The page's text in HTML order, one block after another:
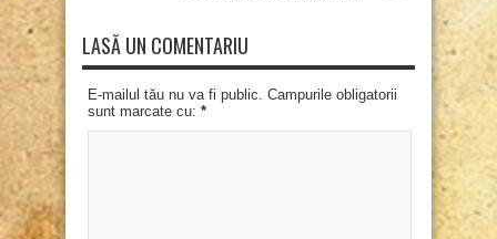
LASĂ UN COMENTARIU
E-mailul tău nu va fi public. Campurile obligatorii
sunt marcate cu: *